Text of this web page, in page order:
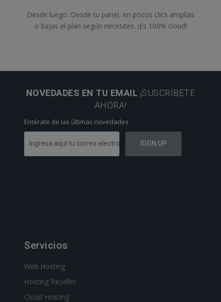
Desde luego. Desde tu panel, en pocos clics amplías
o bajas el plan según necesites. ¡Es 100% cloud!
NOVEDADES EN TU EMAIL ¡SUSCRÍBETE
AHORA!
Entérate de las últimas novedades
Servicios
Web Hosting
Hosting Reseller
Cloud Hosting